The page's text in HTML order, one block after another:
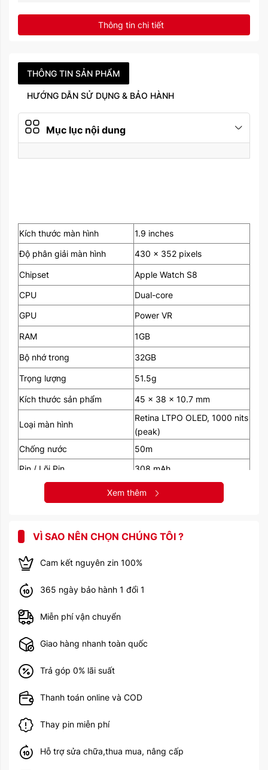
Bluetooth 5.3, A2DP, LE, EDR
Tính năng
VO2max, nhiệt độ (cơ
Năm ra mắt 2022
Thông tin chi tiết
THÔNG TIN SẢN PHẨM
HƯỚNG DẪN SỬ DỤNG & BẢO HÀNH
Mục lục nội dung
Kích thước màn hình
1.9 inches
Độ phân giải màn hình
430 x 352 pixels
Chipset
Apple Watch S8
CPU
Dual-core
GPU
Power VR
RAM 1GB
Bộ nhớ trong 32GB
Trọng lượng 51.5g
Kích thước sản phẩm 45 x 38 x 10.7 mm
Loại màn hình
Retina LTPO OLED, 1000 nits
(peak)
Chống nước
50m
Pin / Lõi Pin
308 mAh
Charging Wireless
SIM
Cellular
WLAN
Dual-band, Wi-Fi hotspot
Bluetooth
5.3, A2DP, LE, EDR
Tính năng
bật, la bàn, SpO2, VO2max,
Lệnh và chính tả bằng ngôn
Năm ra mắt
2022
Xem thêm
VÌ SAO NÊN CHỌN CHÚNG TÔI ?
Cam kết nguyên zin 100%
365 ngày bảo hành 1 đổi 1
Miễn phí vận chuyển
Giao hàng nhanh toàn quốc
Trả góp 0% lãi suất
Thanh toán online và COD
Thay pin miễn phí
Hỗ trợ sửa chữa,thua mua, nâng cấp